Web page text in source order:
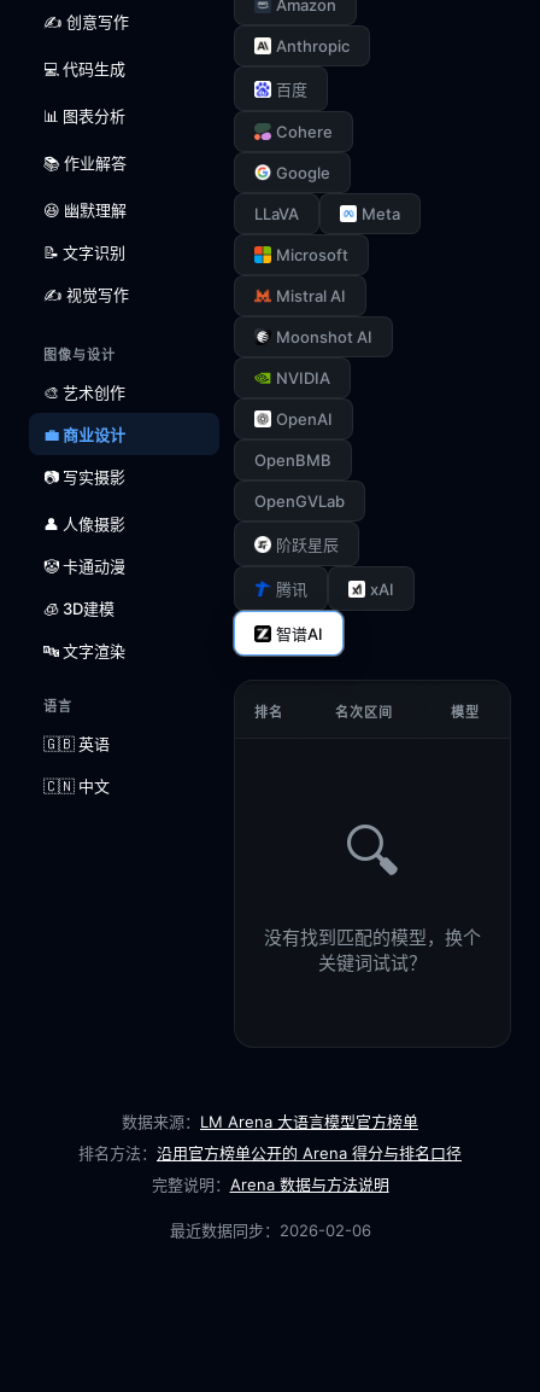
✍️ 创意写作
💻 代码生成
📊 图表分析
📚 作业解答
😆 幽默理解
📝 文字识别
✍️ 视觉写作
图像与设计
🎨 艺术创作
💼 商业设计
📷 写实摄影
👤 人像摄影
🤡 卡通动漫
🧊 3D建模
🔤 文字渲染
语言
🇬🇧 英语
🇨🇳 中文
Amazon
Anthropic
百度
Cohere
Google
LLaVA Meta
Microsoft
Mistral AI
Moonshot AI
NVIDIA
OpenAI
OpenBMB
OpenGVLab
阶跃星辰
腾讯 xAI
智谱AI
排名 名次区间 模型
🔍
没有找到匹配的模型，换个
关键词试试？
数据来源： LM Arena 大语言模型官方榜单
排名方法： 沿用官方榜单公开的 Arena 得分与排名口径
完整说明： Arena 数据与方法说明
最近数据同步： 2026-02-06